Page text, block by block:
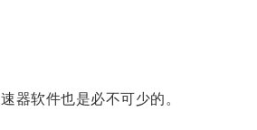
软件也是必不可少的。